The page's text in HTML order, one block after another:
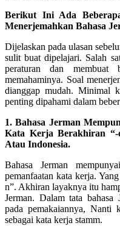
Berikut Ini Ada
Menerjemahkan Bahasa
Dijelaskan pada ulasan
sulit buat dipelajari. Salah
peraturan dan
memahaminya. Soal
dianggap mudah. Minimal
penting dipahami dalam
1. Bahasa Jerman
Kata Kerja Berakhiran “-
Atau Indonesia.
Bahasa Jerman
pemanfaatan kata kerja.
n”. Akhiran layaknya itu
Jerman. Dalam tata
pada pemakaiannya,
sebagai kata kerja stamm.